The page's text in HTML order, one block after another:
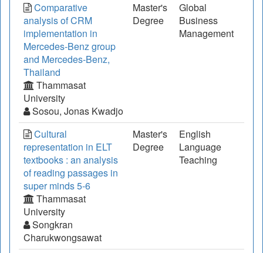
Comparative
analysis of CRM
implementation in
Mercedes-Benz group
and Mercedes-Benz,
Thailand
Thammasat
University
Sosou, Jonas Kwadjo
Master's
Degree
Global
Business
Management
Cultural
representation in ELT
textbooks : an analysis
of reading passages in
super minds 5-6
Thammasat
University
Songkran
Charukwongsawat
Master's
Degree
English
Language
Teaching